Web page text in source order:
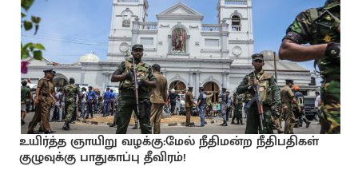
உயிர்த்த ஞாயிறு வழக்கு:மேல் நீதிமன்ற நீதிபதிகள்
குழுவுக்கு பாதுகாப்பு தீவிரம்!